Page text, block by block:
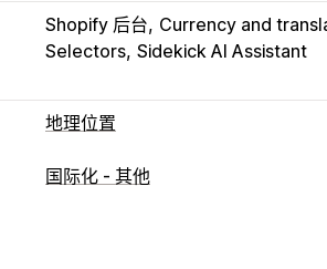
Shopify 后台 Currency and
Selectors Sidekick AI Assistant
地理位置
阻止
国际化 - 其他